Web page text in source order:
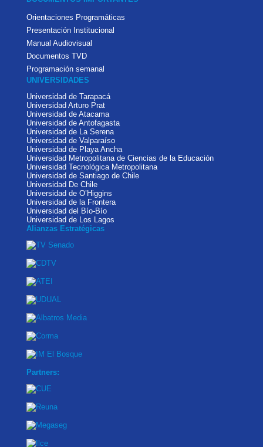
Orientaciones Programáticas
Presentación Institucional
Manual Audiovisual
Documentos TVD
Programación semanal
UNIVERSIDADES
Universidad de Tarapacá
Universidad Arturo Prat
Universidad de Atacama
Universidad de Antofagasta
Universidad de La Serena
Universidad de Valparaíso
Universidad de Playa Ancha
Universidad Metropolitana de Ciencias de la Educación
Universidad Tecnológica Metropolitana
Universidad de Santiago de Chile
Universidad De Chile
Universidad de O’Higgins
Universidad de la Frontera
Universidad del Bío-Bío
Universidad de Los Lagos
Alianzas Estratégicas
Partners: